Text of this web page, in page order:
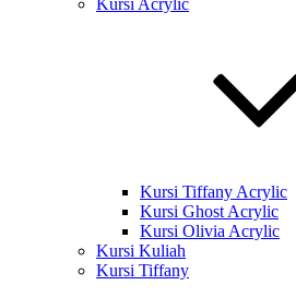
Kursi Acrylic
Kursi Tiffany Acrylic
Kursi Ghost Acrylic
Kursi Olivia Acrylic
Kursi Kuliah
Kursi Tiffany